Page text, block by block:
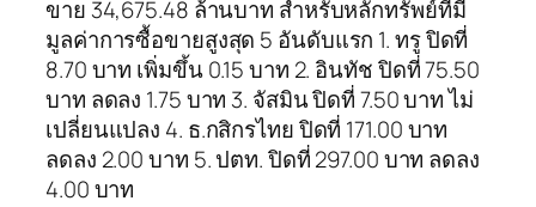
ขาย 34,675.48 ล้านบาท สำหรับหลักทรัพย์ที่มี
มูลค่าการซื้อขายสูงสุด 5 อันดับแรก 1. ทรู ปิดที่
8.70 บาท เพิ่มขึ้น 0.15 บาท 2. อินทัช ปิดที่ 75.50
บาท ลดลง 1.75 บาท 3. จัสมิน ปิดที่ 7.50 บาท ไม่
เปลี่ยนแปลง 4. ธ.กสิกรไทย ปิดที่ 171.00 บาท
ลดลง 2.00 บาท 5. ปตท. ปิดที่ 297.00 บาท ลดลง
4.00 บาท